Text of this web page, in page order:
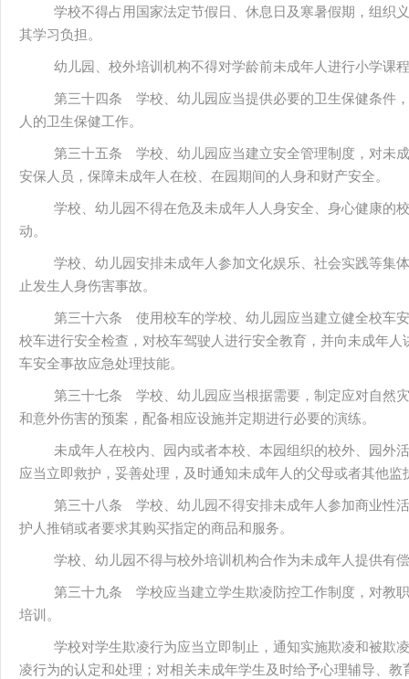
学校不得占用国家法定节假日、休息日及寒暑假期，组织
其学习负担。
幼儿园、校外培训机构不得对学龄前未成年人进行小学课
第三十四条 学校、幼儿园应当提供必要的卫生保健条件
人的卫生保健工作。
第三十五条 学校、幼儿园应当建立安全管理制度，对未
安保人员，保障未成年人在校、在园期间的人身和财产安全。
学校、幼儿园不得在危及未成年人人身安全、身心健康的
动。
学校、幼儿园安排未成年人参加文化娱乐、社会实践等集
止发生人身伤害事故。
第三十六条 使用校车的学校、幼儿园应当建立健全校车
校车进行安全检查，对校车驾驶人进行安全教育，并向未成年
车安全事故应急处理技能。
第三十七条 学校、幼儿园应当根据需要，制定应对自然
和意外伤害的预案，配备相应设施并定期进行必要的演练。
未成年人在校内、园内或者本校、本园组织的校外、园外
应当立即救护，妥善处理，及时通知未成年人的父母或者其他监
第三十八条 学校、幼儿园不得安排未成年人参加商业性
护人推销或者要求其购买指定的商品和服务。
学校、幼儿园不得与校外培训机构合作为未成年人提供有
第三十九条 学校应当建立学生欺凌防控工作制度，对教
培训。
学校对学生欺凌行为应当立即制止，通知实施欺凌和被欺
凌行为的认定和处理；对相关未成年学生及时给予心理辅导、